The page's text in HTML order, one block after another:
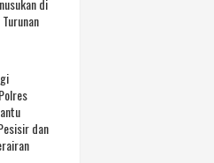
di
dan